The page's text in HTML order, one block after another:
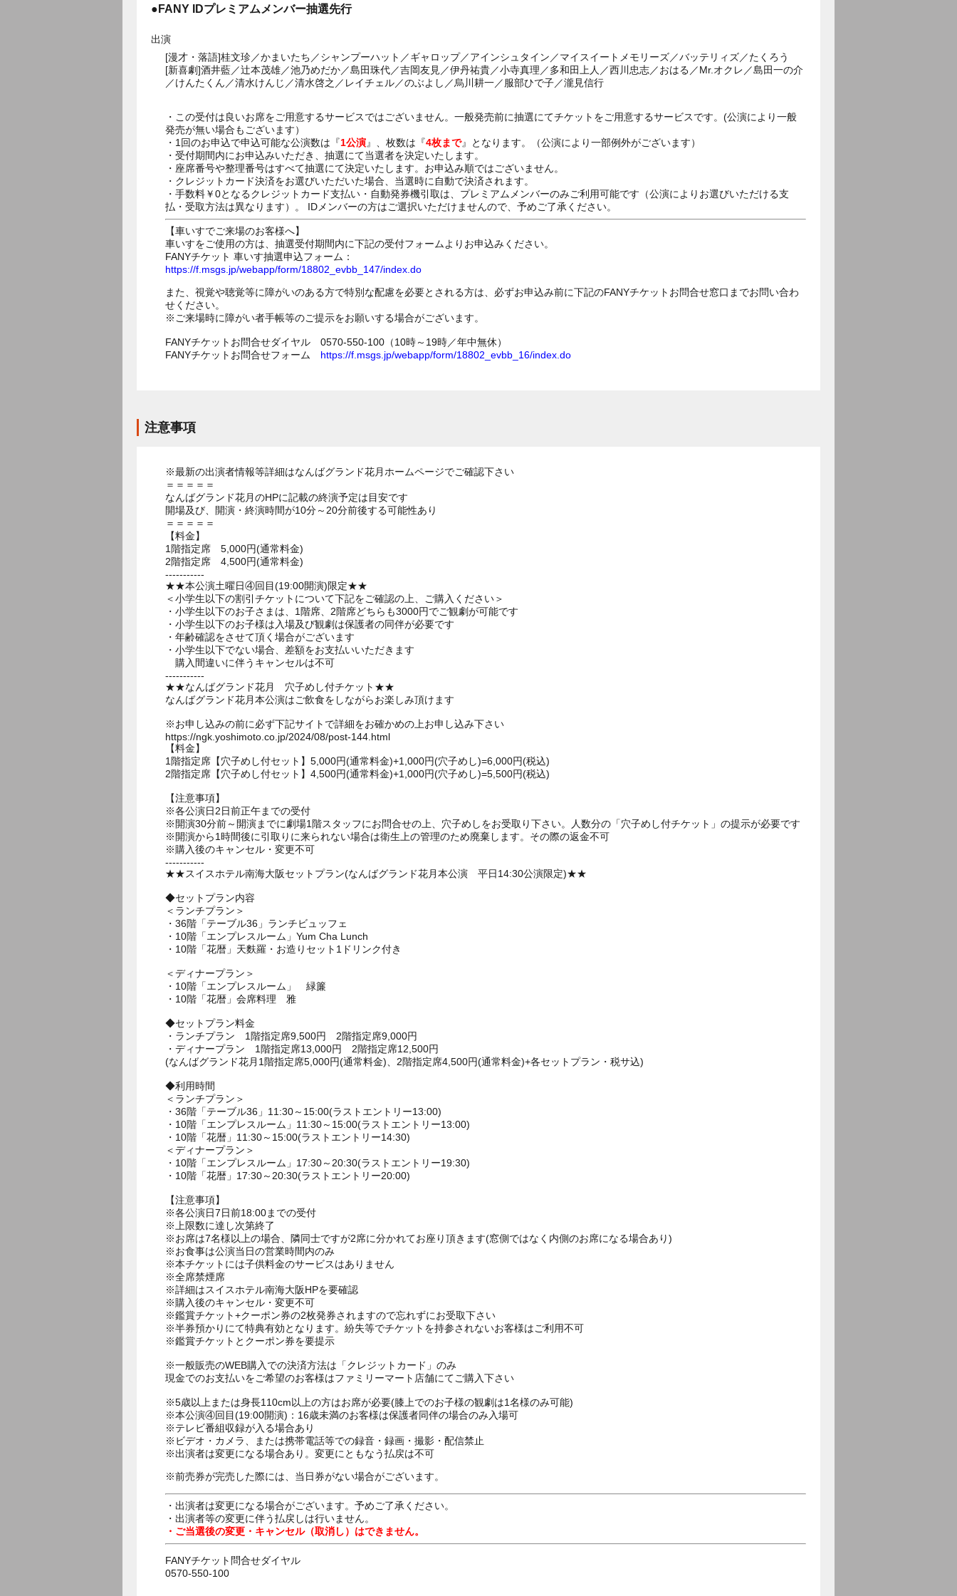
●FANY IDプレミアムメンバー抽選先行
出演
[漫才・落語]桂文珍／かまいたち／シャンプーハット／ギャロップ／アインシュタイン／マイスイートメモリーズ／バッテリィズ／たくろう
[新喜劇]酒井藍／辻本茂雄／池乃めだか／島田珠代／吉岡友見／伊丹祐貴／小寺真理／多和田上人／西川忠志／おはる／Mr.オクレ／島田一の介
／けんたくん／清水けんじ／清水啓之／レイチェル／のぶよし／烏川耕一／服部ひで子／瀧見信行
・この受付は良いお席をご用意するサービスではございません。一般発売前に抽選にてチケットをご用意するサービスです。(公演により一般
発売が無い場合もございます）
・1回のお申込で申込可能な公演数は『1公演』、枚数は『4枚まで』となります。（公演により一部例外がございます）
・受付期間内にお申込みいただき、抽選にて当選者を決定いたします。
・座席番号や整理番号はすべて抽選にて決定いたします。お申込み順ではございません。
・クレジットカード決済をお選びいただいた場合、当選時に自動で決済されます。
・手数料￥0となるクレジットカード支払い・自動発券機引取は、プレミアムメンバーのみご利用可能です（公演によりお選びいただける支
払・受取方法は異なります）。 IDメンバーの方はご選択いただけませんので、予めご了承ください。
【車いすでご来場のお客様へ】
車いすをご使用の方は、抽選受付期間内に下記の受付フォームよりお申込みください。
FANYチケット 車いす抽選申込フォーム：
https://f.msgs.jp/webapp/form/18802_evbb_147/index.do
また、視覚や聴覚等に障がいのある方で特別な配慮を必要とされる方は、必ずお申込み前に下記のFANYチケットお問合せ窓口までお問い合わ
せください。
※ご来場時に障がい者手帳等のご提示をお願いする場合がございます。
FANYチケットお問合せダイヤル 0570-550-100（10時～19時／年中無休）
FANYチケットお問合せフォーム https://f.msgs.jp/webapp/form/18802_evbb_16/index.do
注意事項
※最新の出演者情報等詳細はなんばグランド花月ホームページでご確認下さい
＝＝＝＝＝
なんばグランド花月のHPに記載の終演予定は目安です
開場及び、開演・終演時間が10分～20分前後する可能性あり
＝＝＝＝＝
【料金】
1階指定席 5,000円(通常料金)
2階指定席 4,500円(通常料金)
-----------
★★本公演土曜日④回目(19:00開演)限定★★
＜小学生以下の割引チケットについて下記をご確認の上、ご購入ください＞
・小学生以下のお子さまは、1階席、2階席どちらも3000円でご観劇が可能です
・小学生以下のお子様は入場及び観劇は保護者の同伴が必要です
・年齢確認をさせて頂く場合がございます
・小学生以下でない場合、差額をお支払いいただきます
購入間違いに伴うキャンセルは不可
-----------
★★なんばグランド花月 穴子めし付チケット★★
なんばグランド花月本公演はご飲食をしながらお楽しみ頂けます
※お申し込みの前に必ず下記サイトで詳細をお確かめの上お申し込み下さい
https://ngk.yoshimoto.co.jp/2024/08/post-144.html
【料金】
1階指定席【穴子めし付セット】5,000円(通常料金)+1,000円(穴子めし)=6,000円(税込)
2階指定席【穴子めし付セット】4,500円(通常料金)+1,000円(穴子めし)=5,500円(税込)
【注意事項】
※各公演日2日前正午までの受付
※開演30分前～開演までに劇場1階スタッフにお問合せの上、穴子めしをお受取り下さい。人数分の「穴子めし付チケット」の提示が必要です
※開演から1時間後に引取りに来られない場合は衛生上の管理のため廃棄します。その際の返金不可
※購入後のキャンセル・変更不可
-----------
★★スイスホテル南海大阪セットプラン(なんばグランド花月本公演 平日14:30公演限定)★★
◆セットプラン内容
＜ランチプラン＞
・36階「テーブル36」ランチビュッフェ
・10階「エンプレスルーム」Yum Cha Lunch
・10階「花暦」天麩羅・お造りセット1ドリンク付き
＜ディナープラン＞
・10階「エンプレスルーム」 緑簾
・10階「花暦」会席料理 雅
◆セットプラン料金
・ランチプラン 1階指定席9,500円 2階指定席9,000円
・ディナープラン 1階指定席13,000円 2階指定席12,500円
(なんばグランド花月1階指定席5,000円(通常料金)、2階指定席4,500円(通常料金)+各セットプラン・税サ込)
◆利用時間
＜ランチプラン＞
・36階「テーブル36」11:30～15:00(ラストエントリー13:00)
・10階「エンプレスルーム」11:30～15:00(ラストエントリー13:00)
・10階「花暦」11:30～15:00(ラストエントリー14:30)
＜ディナープラン＞
・10階「エンプレスルーム」17:30～20:30(ラストエントリー19:30)
・10階「花暦」17:30～20:30(ラストエントリー20:00)
【注意事項】
※各公演日7日前18:00までの受付
※上限数に達し次第終了
※お席は7名様以上の場合、隣同士ですが2席に分かれてお座り頂きます(窓側ではなく内側のお席になる場合あり)
※お食事は公演当日の営業時間内のみ
※本チケットには子供料金のサービスはありません
※全席禁煙席
※詳細はスイスホテル南海大阪HPを要確認
※購入後のキャンセル・変更不可
※鑑賞チケット+クーポン券の2枚発券されますので忘れずにお受取下さい
※半券預かりにて特典有効となります。紛失等でチケットを持参されないお客様はご利用不可
※鑑賞チケットとクーポン券を要提示
※一般販売のWEB購入での決済方法は「クレジットカード」のみ
現金でのお支払いをご希望のお客様はファミリーマート店舗にてご購入下さい
※5歳以上または身長110cm以上の方はお席が必要(膝上でのお子様の観劇は1名様のみ可能)
※本公演④回目(19:00開演)：16歳未満のお客様は保護者同伴の場合のみ入場可
※テレビ番組収録が入る場合あり
※ビデオ・カメラ、または携帯電話等での録音・録画・撮影・配信禁止
※出演者は変更になる場合あり。変更にともなう払戻は不可
※前売券が完売した際には、当日券がない場合がございます。
・出演者は変更になる場合がございます。予めご了承ください。
・出演者等の変更に伴う払戻しは行いません。
・ご当選後の変更・キャンセル（取消し）はできません。
FANYチケット問合せダイヤル
0570-550-100